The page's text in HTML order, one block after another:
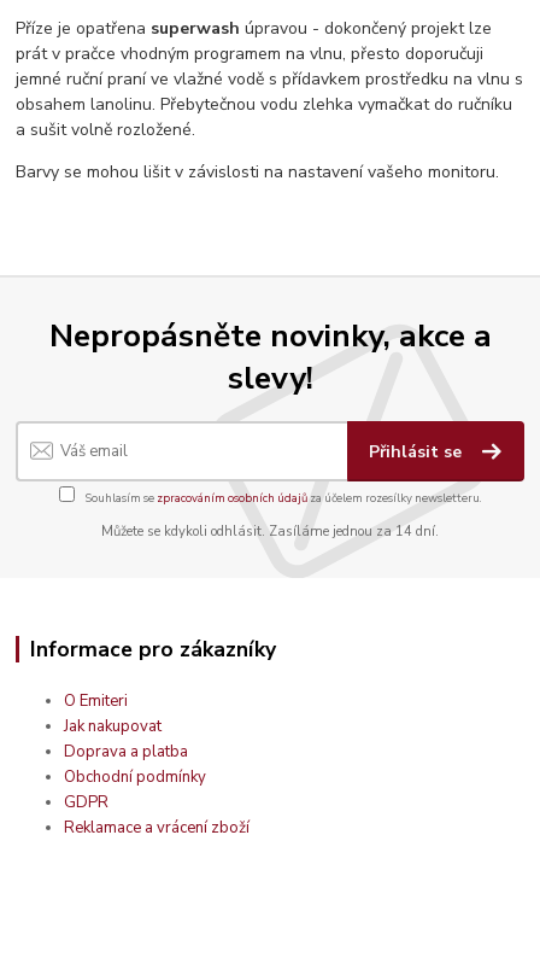
Příze je opatřena superwash úpravou - dokončený projekt lze
prát v pračce vhodným programem na vlnu, přesto doporučuji
jemné ruční praní ve vlažné vodě s přídavkem prostředku na vlnu s
obsahem lanolinu. Přebytečnou vodu zlehka vymačkat do ručníku
a sušit volně rozložené.
Barvy se mohou lišit v závislosti na nastavení vašeho monitoru.
Nepropásněte novinky, akce a
slevy!
Přihlásit se
Souhlasím se zpracováním osobních údajůza účelem rozesílky newsletteru.
Můžete se kdykoli odhlásit. Zasíláme jednou za 14 dní.
Informace pro zákazníky
O Emiteri
Jak nakupovat
Doprava a platba
Obchodní podmínky
GDPR
Reklamace a vrácení zboží